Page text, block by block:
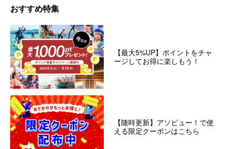
おすすめ特集
【最大5%UP】ポイントをチャ
ージしてお得に楽しもう！
【随時更新】アソビュー！で使
える限定クーポンはこちら